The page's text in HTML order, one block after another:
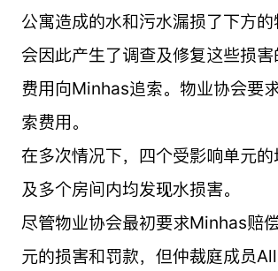
公寓造成的水和污水漏损了下方
会因此产生了调查及修复这些损
费用向Minhas追索。物业协会要
索费用。
在多次情况下，四个受影响单元
及多个房间内均发现水损害。
尽管物业协会最初要求Minhas赔
元的损害和罚款，但仲裁庭成员